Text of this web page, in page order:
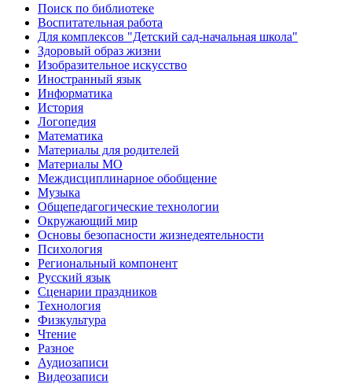
Поиск по библиотеке
Воспитательная работа
Для комплексов "Детский сад-начальная школа"
Здоровый образ жизни
Изобразительное искусство
Иностранный язык
Информатика
История
Логопедия
Математика
Материалы для родителей
Материалы МО
Междисциплинарное обобщение
Музыка
Общепедагогические технологии
Окружающий мир
Основы безопасности жизнедеятельности
Психология
Региональный компонент
Русский язык
Сценарии праздников
Технология
Физкультура
Чтение
Разное
Аудиозаписи
Видеозаписи